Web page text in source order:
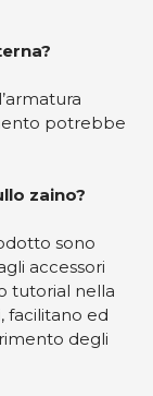
potrebbe
zaino?
sono
accessori
tutorial nella
facilitano ed
degli